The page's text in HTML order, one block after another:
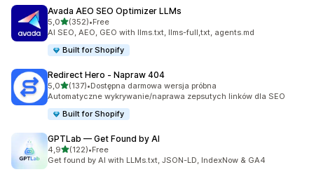
Avada AEO SEO Optimizer LLMs
5,0na 5 gwiazdek
(352)
Łączna liczba recenzji: 352
•Free
AI SEO, AEO, GEO with llms.txt, llms-full,txt, agents.md
Built for Shopify
Redirect Hero ‑ Napraw 404
5,0na 5 gwiazdek
(137)
Łączna liczba recenzji: 137
•Dostępna darmowa wersja próbna
Automatyczne wykrywanie/naprawa zepsutych linków dla SEO
Built for Shopify
GPTLab — Get Found by AI
4,9na 5 gwiazdek
(122)
Łączna liczba recenzji: 122
•Free
Get found by AI with LLMs.txt, JSON-LD, IndexNow & GA4